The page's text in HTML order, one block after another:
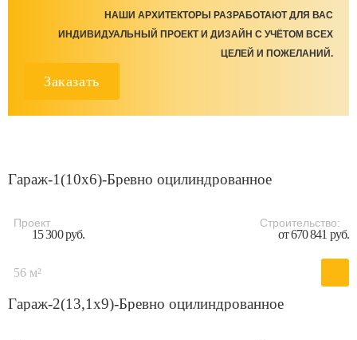
НАШИ АРХИТЕКТОРЫ РАЗРАБОТАЮТ ДЛЯ ВАС
ИНДИВИДУАЛЬНЫЙ ПРОЕКТ И ДИЗАЙН С УЧЁТОМ ВСЕХ
ЦЕЛЕЙ И ПОЖЕЛАНИЙ.
Заказать
Гараж-1(10x6)-Бревно оцилиндрованное
Проект
15 300 руб.
Строительство:
от 670 841 руб.
56 м²
Гараж-2(13,1x9)-Бревно оцилиндрованное